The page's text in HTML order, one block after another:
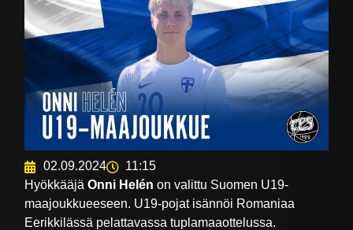
02.09.2024
11:15
HyökkääjäOnni Helén on valittu Suomen U19-
maajoukkueeseen. U19-pojat isännöi Romaniaa
Eerikkilässä pelattavassa tuplamaaottelussa.